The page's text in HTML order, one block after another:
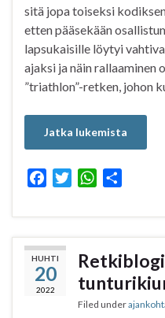
sitä jopa toiseksi
etten pääsekään
lapsukaisille löytyi
ajaksi ja näin rallaaminen
”triathlon”-retken, johon
Jatka lukemista
c
e
b
o
o
i
t
W
a
t
A
p
p
a
r
e
HUHTI
20
2022
Filed under